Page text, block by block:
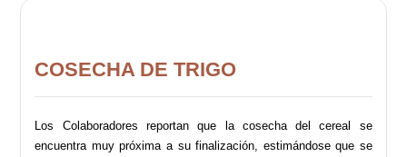
COSECHA DE TRIGO
Los Colaboradores reportan que la cosecha del cereal se
encuentra muy próxima a su finalización, estimándose que se